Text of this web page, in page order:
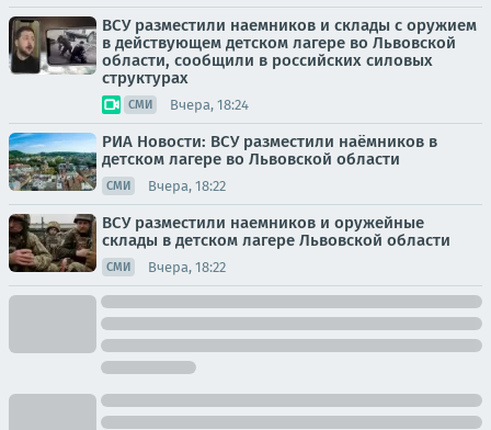
ВСУ разместили наемников и склады с оружием
в действующем детском лагере во Львовской
области, сообщили в российских силовых
структурах
СМИ Вчера, 18:24
РИА Новости: ВСУ разместили наёмников в
детском лагере во Львовской области
СМИ Вчера, 18:22
ВСУ разместили наемников и оружейные
склады в детском лагере Львовской области
СМИ Вчера, 18:22